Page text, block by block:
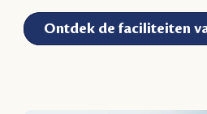
Ontdek de faciliteiten